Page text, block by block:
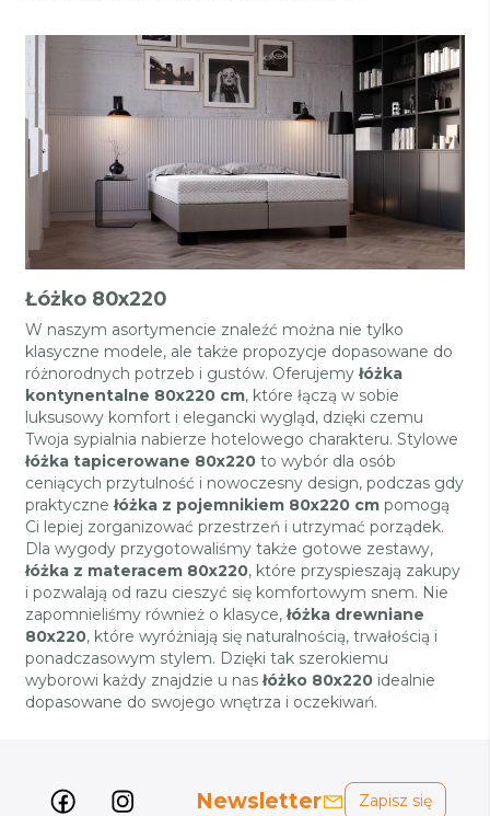
Łóżko 80x220
W naszym asortymencie znaleźć można nie tylko
klasyczne modele, ale także propozycje dopasowane do
różnorodnych potrzeb i gustów. Oferujemyłóżka
kontynentalne 80x220 cm, które łączą w sobie
luksusowy komfort i elegancki wygląd, dzięki czemu
Twoja sypialnia nabierze hotelowego charakteru. Stylowe
łóżka tapicerowane 80x220 to wybór dla osób
ceniących przytulność i nowoczesny design, podczas gdy
praktyczne łóżka z pojemnikiem 80x220 cm pomogą
Ci lepiej zorganizować przestrzeń i utrzymać porządek.
Dla wygody przygotowaliśmy także gotowe zestawy,
łóżka z materacem 80x220, które przyspieszają zakupy
i pozwalają od razu cieszyć się komfortowym snem. Nie
zapomnieliśmy również o klasyce,łóżka drewniane
80x220, które wyróżniają się naturalnością, trwałością i
ponadczasowym stylem. Dzięki tak szerokiemu
wyborowi każdy znajdzie u nasłóżko 80x220 idealnie
dopasowane do swojego wnętrza i oczekiwań.
Newsletter Zapisz się